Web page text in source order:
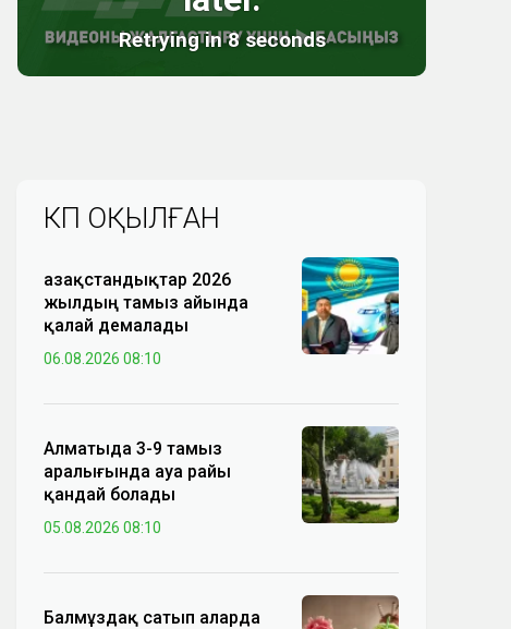
КӨП ОҚЫЛҒАН
Қазақстандықтар 2026
жылдың тамыз айында
қалай демалады
06.08.2026 08:10
Алматыда 3-9 тамыз
аралығында ауа райы
қандай болады
05.08.2026 08:10
Балмұздақ сатып аларда